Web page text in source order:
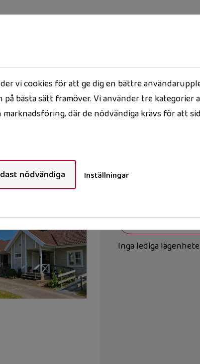
LEDIGT JUST NU OM OSS
Lediga lägenheter
Inga lediga
vi cookies för att ge dig en bättre
bästa sätt framöver. Vi använder tre kategorier
där de nödvändiga krävs för att
nödvändiga Inställningar